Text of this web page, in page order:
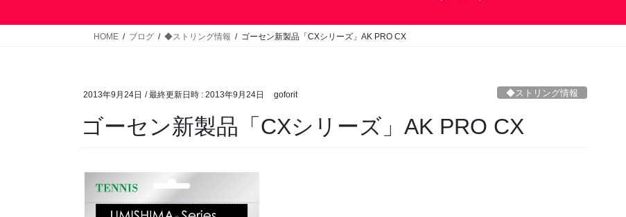
HOME ブログ ◆ストリング情報 ゴーセン新製品「CXシリーズ」AK PRO CX
2013年9月24日 / 最終更新日時 : 2013年9月24日 goforit ◆ストリング情報
ゴーセン新製品「CXシリーズ」AK PRO CX